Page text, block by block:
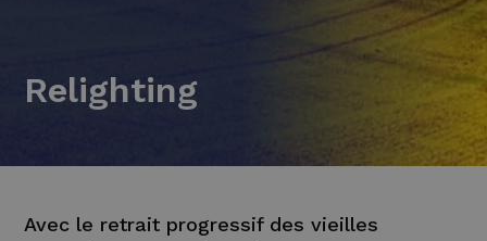
Relighting
Avec le retrait progressif des vieilles